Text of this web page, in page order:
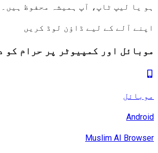
یا لیپ ٹاپ، آپ ہمیشہ محفوظ ہیں۔
آلے کے لیے ڈاؤن لوڈ کریں
اور کمپیوٹر پر حرام کو
Muslim AI